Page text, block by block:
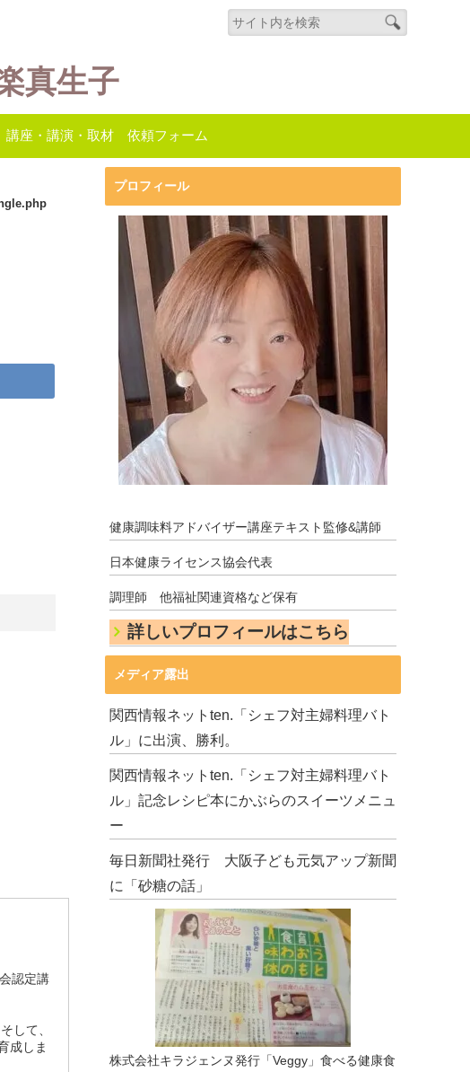
真生子
講座・講演・取材 依頼フォーム
認定講
して、
成しま
プロフィール
健康調味料アドバイザー講座テキスト監修&講師
日本健康ライセンス協会代表
調理師 他福祉関連資格など保有
詳しいプロフィールはこちら
メディア露出
関西情報ネットten.「シェフ対主婦料理バト
ル」に出演、勝利。
関西情報ネットten.「シェフ対主婦料理バト
ル」記念レシピ本にかぶらのスイーツメニュ
ー
毎日新聞社発行 大阪子ども元気アップ新聞
に「砂糖の話」
株式会社キラジェンヌ発行「Veggy」食べる健康食